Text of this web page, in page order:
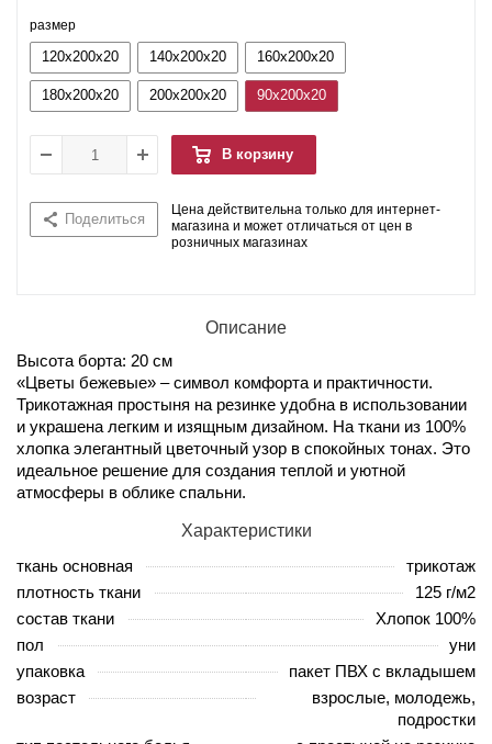
размер
120x200x20 140x200x20 160x200x20
180x200x20 200x200x20 90x200x20
В корзину
Поделиться
Цена действительна только для интернет-
магазина и может отличаться от цен в
розничных магазинах
Описание
Высота борта: 20 см
«Цветы бежевые» – символ комфорта и практичности.
Трикотажная простыня на резинке удобна в использовании
и украшена легким и изящным дизайном. На ткани из 100%
хлопка элегантный цветочный узор в спокойных тонах. Это
идеальное решение для создания теплой и уютной
атмосферы в облике спальни.
Характеристики
ткань основная
трикотаж
плотность ткани
125 г/м2
состав ткани
Хлопок 100%
пол
уни
упаковка
пакет ПВХ с вкладышем
возраст
взрослые, молодежь,
подростки